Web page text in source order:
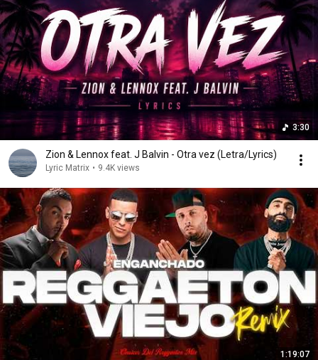
3:30
Zion & Lennox feat. J Balvin - Otra vez (Letra/Lyrics)
Lyric Matrix • 9.4K views
1:19:07